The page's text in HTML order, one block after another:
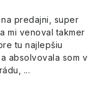
predajni, super
mi venoval takmer
tu najlepšiu
absolvovala som v
...